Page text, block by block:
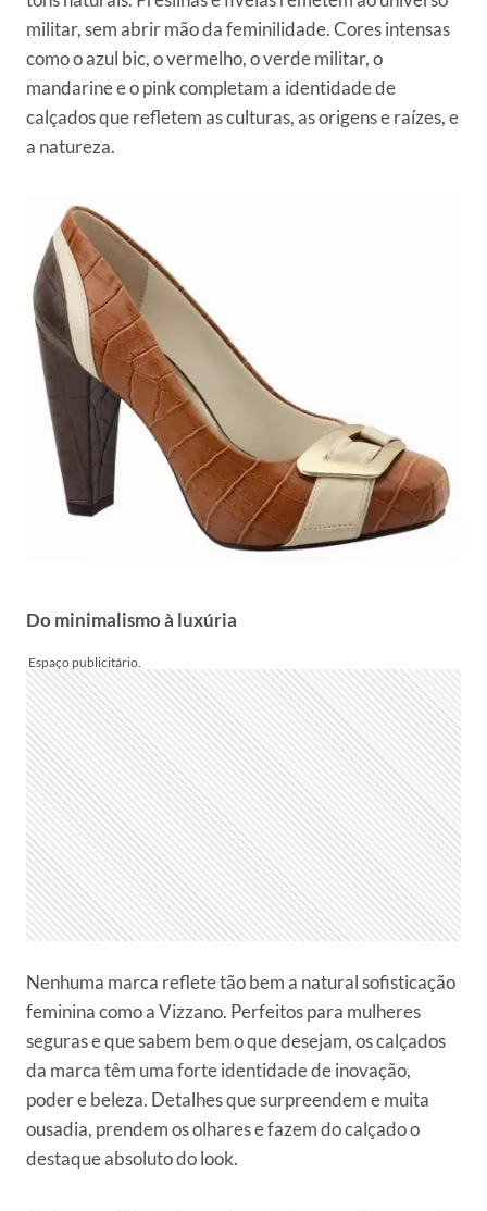
militar, sem abrir mão da feminilidade. Cores intensas
como o azul bic, o vermelho, o verde militar, o
mandarine e o pink completam a identidade de
calçados que refletem as culturas, as origens e raízes, e
a natureza.
Do minimalismo à luxúria
Nenhuma marca reflete tão bem a natural sofisticação
feminina como a Vizzano. Perfeitos para mulheres
seguras e que sabem bem o que desejam, os calçados
da marca têm uma forte identidade de inovação,
poder e beleza. Detalhes que surpreendem e muita
ousadia, prendem os olhares e fazem do calçado o
destaque absoluto do look.